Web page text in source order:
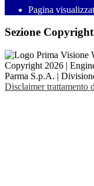
Pagina
Sezione Copyright
Copyright 2026 |
Parma S.p.A. |
Disclaimer trattamento